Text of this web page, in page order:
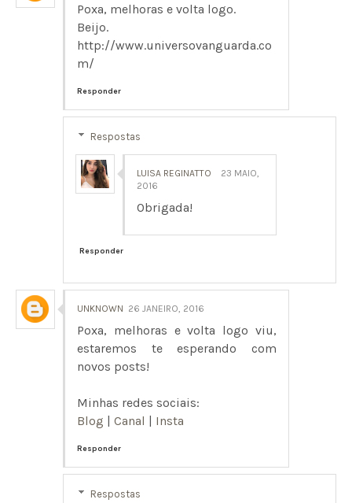
Poxa, melhoras e volta logo.
Beijo.
http://www.universovanguarda.co
m/
Responder
Respostas
LUISA REGINATTO
23 MAIO,
2016
Obrigada!
Responder
UNKNOWN 26 JANEIRO, 2016
Poxa, melhoras e volta logo viu,
estaremos te esperando com
novos posts!
Minhas redes sociais:
Blog | Canal | Insta
Responder
Respostas